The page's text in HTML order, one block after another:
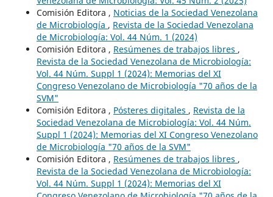
Comisión Editora , Noticias de la Sociedad Venezolana
de Microbiología , Revista de la Sociedad Venezolana
de Microbiología: Vol. 44 Núm. 1 (2024)
Comisión Editora , Resúmenes de trabajos libres ,
Revista de la Sociedad Venezolana de Microbiología:
Vol. 44 Núm. Suppl 1 (2024): Memorias del XI
Congreso Venezolano de Microbiología "70 años de la
SVM"
Comisión Editora , Pósteres digitales , Revista de la
Sociedad Venezolana de Microbiología: Vol. 44 Núm.
Suppl 1 (2024): Memorias del XI Congreso Venezolano
de Microbiología "70 años de la SVM"
Comisión Editora , Resúmenes de trabajos libres ,
Revista de la Sociedad Venezolana de Microbiología:
Vol. 44 Núm. Suppl 1 (2024): Memorias del XI